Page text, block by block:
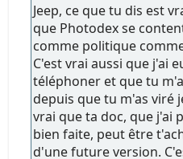
Jeep, ce que tu dis est
que Photodex se
comme politique
C'est vrai aussi que j'ai
téléphoner et que tu
depuis que tu m'as viré
vrai que ta doc, que j'ai
bien faite, peut être
d'une future version.